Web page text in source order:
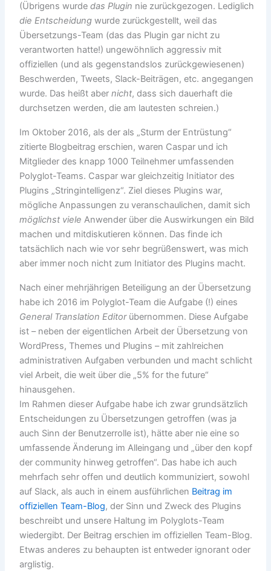
(Übrigens wurdedas Plugin nie zurückgezogen. Lediglich
die Entscheidung wurde zurückgestellt, weil das
Übersetzungs-Team (das das Plugin gar nicht zu
verantworten hatte!) ungewöhnlich aggressiv mit
offiziellen (und als gegenstandslos zurückgewiesenen)
Beschwerden, Tweets, Slack-Beiträgen, etc. angegangen
wurde. Das heißt abernicht, dass sich dauerhaft die
durchsetzen werden, die am lautesten schreien.)
Im Oktober 2016, als der als „Sturm der Entrüstung“
zitierte Blogbeitrag erschien, waren Caspar und ich
Mitglieder des knapp 1000 Teilnehmer umfassenden
Polyglot-Teams. Caspar war gleichzeitig Initiator des
Plugins „Stringintelligenz“. Ziel dieses Plugins war,
mögliche Anpassungen zu veranschaulichen, damit sich
möglichst viele Anwender über die Auswirkungen ein Bild
machen und mitdiskutieren können. Das finde ich
tatsächlich nach wie vor sehr begrüßenswert, was mich
aber immer noch nicht zum Initiator des Plugins macht.
Nach einer mehrjährigen Beteiligung an der Übersetzung
habe ich 2016 im Polyglot-Team die Aufgabe (!) eines
General Translation Editorübernommen. Diese Aufgabe
ist – neben der eigentlichen Arbeit der Übersetzung von
WordPress, Themes und Plugins – mit zahlreichen
administrativen Aufgaben verbunden und macht schlicht
viel Arbeit, die weit über die „5% for the future“
hinausgehen.
Im Rahmen dieser Aufgabe habe ich zwar grundsätzlich
Entscheidungen zu Übersetzungen getroffen (was ja
auch Sinn der Benutzerrolle ist), hätte aber nie eine so
umfassende Änderung im Alleingang und „über den kopf
der community hinweg getroffen“. Das habe ich auch
mehrfach sehr offen und deutlich kommuniziert, sowohl
auf Slack, als auch in einem ausführlichen Beitrag im
offiziellen Team-Blog, der Sinn und Zweck des Plugins
beschreibt und unsere Haltung im Polyglots-Team
wiedergibt. Der Beitrag erschien im offiziellen Team-Blog.
Etwas anderes zu behaupten ist entweder ignorant oder
arglistig.